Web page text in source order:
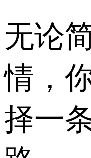
无论
情，
择一